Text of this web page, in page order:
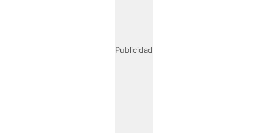
Publicidad